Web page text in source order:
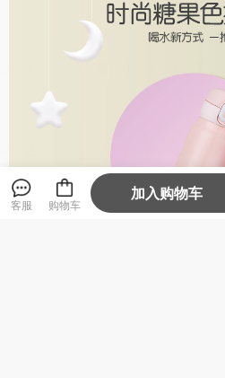
客服 购物车
加入购物车